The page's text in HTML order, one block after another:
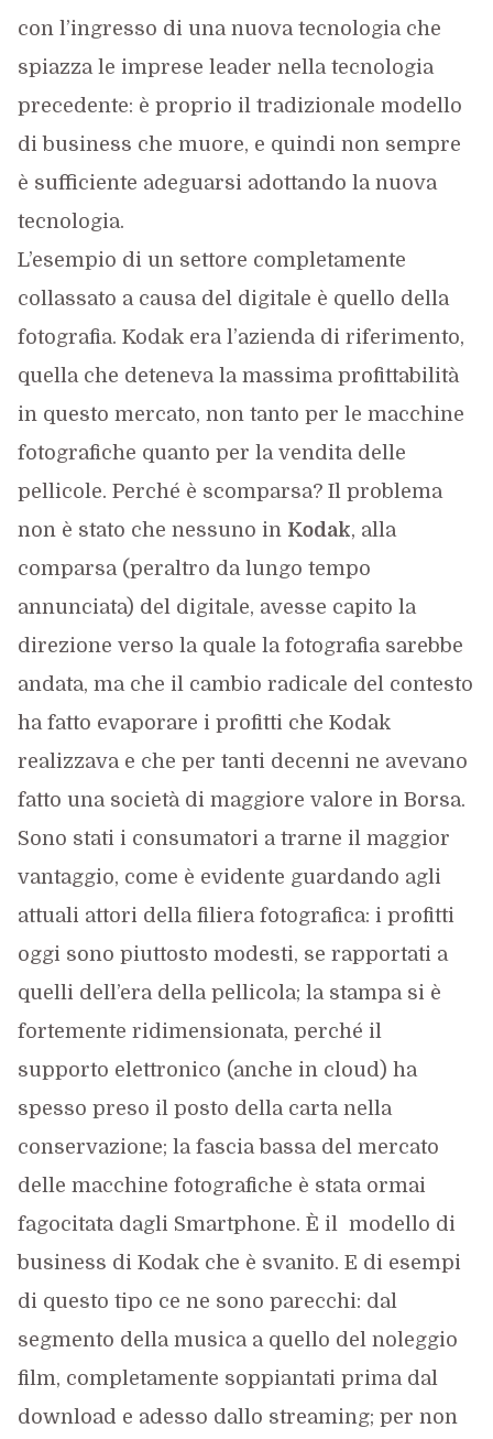
con l’ingresso di una nuova tecnologia che
spiazza le imprese leader nella tecnologia
precedente: è proprio il tradizionale modello
di business che muore, e quindi non sempre
è sufficiente adeguarsi adottando la nuova
tecnologia.
L’esempio di un settore completamente
collassato a causa del digitale è quello della
fotografia. Kodak era l’azienda di riferimento,
quella che deteneva la massima profittabilità
in questo mercato, non tanto per le macchine
fotografiche quanto per la vendita delle
pellicole. Perché è scomparsa? Il problema
non è stato che nessuno in Kodak, alla
comparsa (peraltro da lungo tempo
annunciata) del digitale, avesse capito la
direzione verso la quale la fotografia sarebbe
andata, ma che il cambio radicale del contesto
ha fatto evaporare i profitti che Kodak
realizzava e che per tanti decenni ne avevano
fatto una società di maggiore valore in Borsa.
Sono stati i consumatori a trarne il maggior
vantaggio, come è evidente guardando agli
attuali attori della filiera fotografica: i profitti
oggi sono piuttosto modesti, se rapportati a
quelli dell’era della pellicola; la stampa si è
fortemente ridimensionata, perché il
supporto elettronico (anche in cloud) ha
spesso preso il posto della carta nella
conservazione; la fascia bassa del mercato
delle macchine fotografiche è stata ormai
fagocitata dagli Smartphone. È il modello di
business di Kodak che è svanito. E di esempi
di questo tipo ce ne sono parecchi: dal
segmento della musica a quello del noleggio
film, completamente soppiantati prima dal
download e adesso dallo streaming; per non